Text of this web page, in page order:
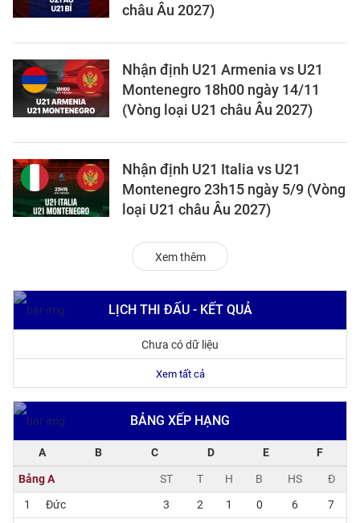
châu Âu 2027)
Nhận định U21 Armenia vs U21
Montenegro 18h00 ngày 14/11
(Vòng loại U21 châu Âu 2027)
Nhận định U21 Italia vs U21
Montenegro 23h15 ngày 5/9 (Vòng
loại U21 châu Âu 2027)
Xem thêm
LỊCH THI ĐẤU - KẾT QUẢ
Chưa có dữ liệu
Xem tất cả
BẢNG XẾP HẠNG
A B C D E F
Bảng A ST T H B HS
Đ
1
Đức 3 2 1 0 6
7